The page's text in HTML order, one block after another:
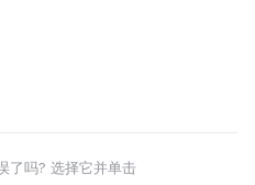
了吗? 选择它并单击